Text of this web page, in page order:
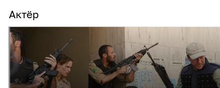
Актёр